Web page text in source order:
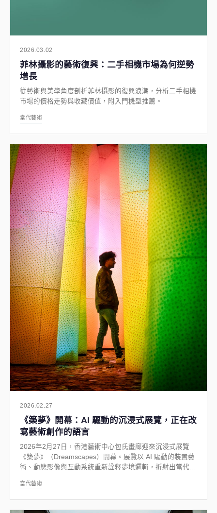
2026.03.02
菲林攝影的藝術復興：二手相機市場為何逆勢
增長
從藝術與美學角度剖析菲林攝影的復興浪潮，分析二手相機
市場的價格走勢與收藏價值，附入門機型推薦。
當代藝術
2026.02.27
《築夢》開幕：AI 驅動的沉浸式展覽，正在改
寫藝術創作的語言
2026年2月27日，香港藝術中心包氏畫廊迎來沉浸式展覽
《築夢》（Dreamscapes）開幕。展覽以 AI 驅動的裝置藝
術、動態影像與互動系統重新詮釋夢境邏輯，折射出當代藝
境，以及 AI 如何從工具演變為創作主體，重塑香港的當代
當代藝術